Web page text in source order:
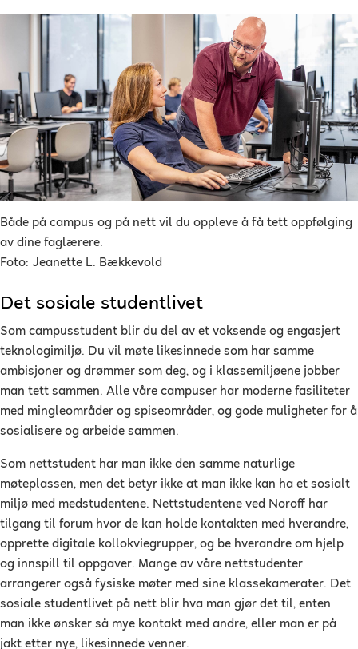
Både på campus og på nett vil du oppleve å få tett oppfølging
av dine faglærere.
Foto: Jeanette L. Bækkevold
Det sosiale studentlivet
Som campusstudent blir du del av et voksende og engasjert
teknologimiljø. Du vil møte likesinnede som har samme
ambisjoner og drømmer som deg, og i klassemiljøene jobber
man tett sammen. Alle våre campuser har moderne fasiliteter
med mingleområder og spiseområder, og gode muligheter for å
sosialisere og arbeide sammen.
Som nettstudent har man ikke den samme naturlige
møteplassen, men det betyr ikke at man ikke kan ha et sosialt
miljø med medstudentene. Nettstudentene ved Noroff har
tilgang til forum hvor de kan holde kontakten med hverandre,
opprette digitale kollokviegrupper, og be hverandre om hjelp
og innspill til oppgaver. Mange av våre nettstudenter
arrangerer også fysiske møter med sine klassekamerater. Det
sosiale studentlivet på nett blir hva man gjør det til, enten
man ikke ønsker så mye kontakt med andre, eller man er på
jakt etter nye, likesinnede venner.